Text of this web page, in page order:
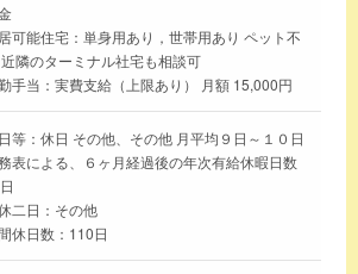
可能住宅：単身用あり，世帯用あり ペット不
隣のターミナル社宅も相談可
手当：実費支給（上限あり） 月額 15,000円
等：休日 その他、その他 月平均９日～１０日
表による、６ヶ月経過後の年次有給休暇日数
二日：その他
休日数：110日